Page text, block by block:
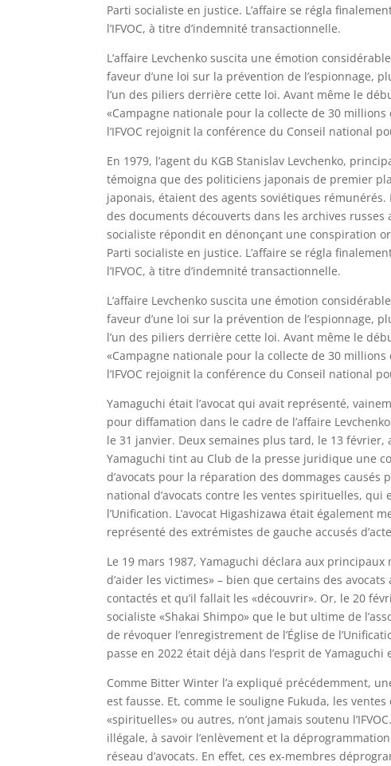
Parti socialiste en justice. L’affaire se régla
l’IFVOC, à titre d’indemnité transactionnelle.
L’affaire Levchenko suscita une émotion
faveur d’une loi sur la prévention de l’espionnage,
l’un des piliers derrière cette loi. Avant même le
«Campagne nationale pour la collecte de 30
l’IFVOC rejoignit la conférence du Conseil national
En 1979, l’agent du KGB Stanislav Levchenko,
témoigna que des politiciens japonais de premier
japonais, étaient des agents soviétiques
des documents découverts dans les archives
socialiste répondit en dénonçant une conspiration
Parti socialiste en justice. L’affaire se régla
l’IFVOC, à titre d’indemnité transactionnelle.
L’affaire Levchenko suscita une émotion
faveur d’une loi sur la prévention de l’espionnage,
l’un des piliers derrière cette loi. Avant même le
«Campagne nationale pour la collecte de 30
l’IFVOC rejoignit la conférence du Conseil national
Yamaguchi était l’avocat qui avait représenté,
pour diffamation dans le cadre de l’affaire
le 31 janvier. Deux semaines plus tard, le 13 février,
Yamaguchi tint au Club de la presse juridique une
d’avocats pour la réparation des dommages causés
national d’avocats contre les ventes spirituelles, qui
l’Unification. L’avocat Higashizawa était
représenté des extrémistes de gauche accusés
Le 19 mars 1987, Yamaguchi déclara aux
d’aider les victimes» – bien que certains des
contactés et qu’il fallait les «découvrir». Or, le 20
socialiste «Shakai Shimpo» que le but ultime de
de révoquer l’enregistrement de l’Église de
passe en 2022 était déjà dans l’esprit de Yamaguchi
Comme Bitter Winter l’a expliqué précédemment,
est fausse. Et, comme le souligne Fukuda, les
«spirituelles» ou autres, n’ont jamais soutenu
illégale, à savoir l’enlèvement et la
réseau d’avocats. En effet, ces ex-membres